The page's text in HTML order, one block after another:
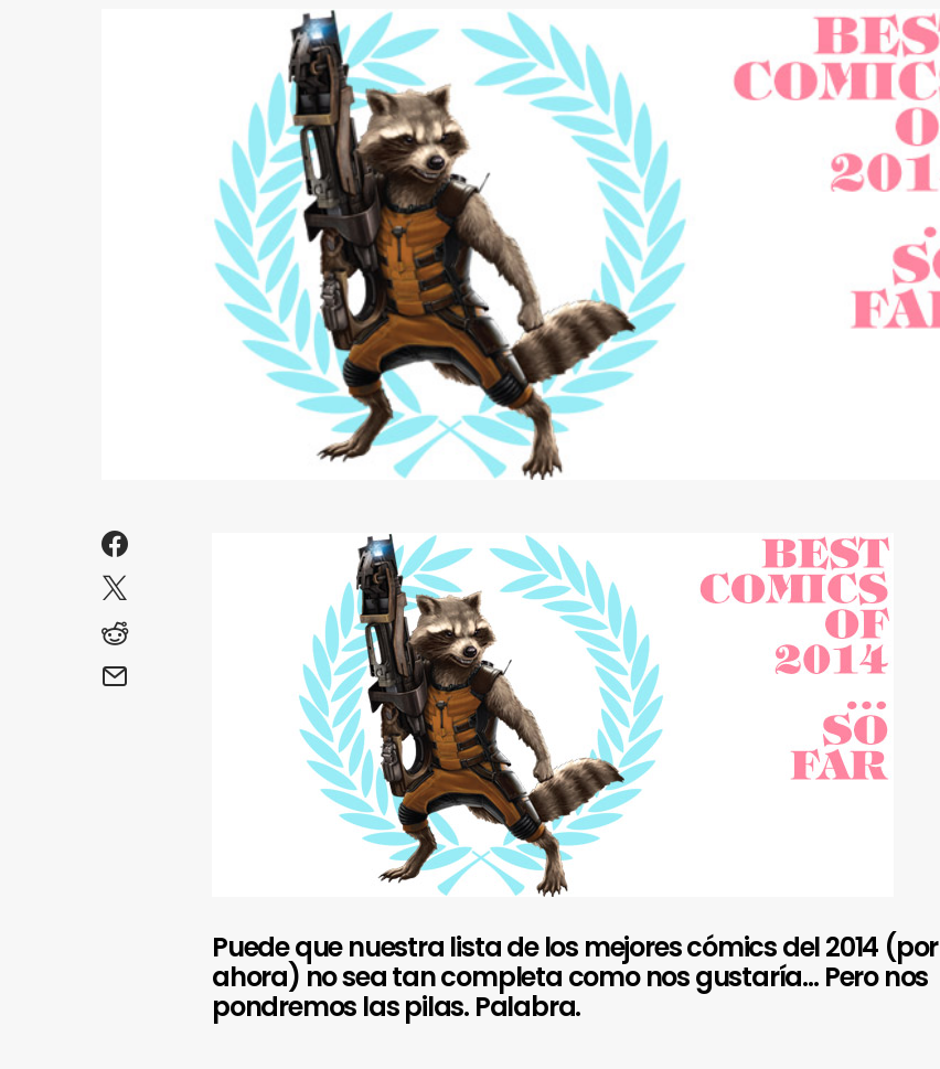
Puede que nuestra lista de los mejores cómics del 2014 (por
ahora) no sea tan completa como nos gustaría… Pero nos
pondremos las pilas. Palabra.